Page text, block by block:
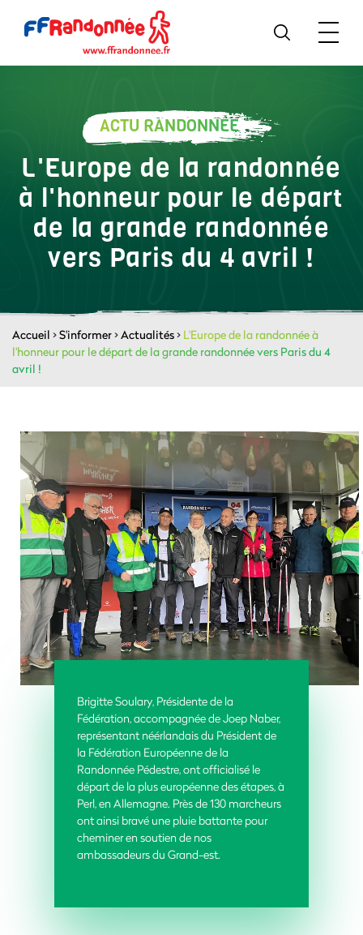
ACTU RANDONNÉE
L'Europe de la randonnée
à l'honneur pour le départ
de la grande randonnée
vers Paris du 4 avril !
Accueil >S'informer>Actualités> L'Europe de la randonnée à
l'honneur pour le départ de la grande randonnée vers Paris du 4
avril !
Brigitte Soulary, Présidente de la
Fédération, accompagnée de Joep Naber,
représentant néérlandais du Président de
la Fédération Européenne de la
Randonnée Pédestre, ont officialisé le
départ de la plus européenne des étapes, à
Perl, en Allemagne. Près de 130 marcheurs
ont ainsi bravé une pluie battante pour
cheminer en soutien de nos
ambassadeurs du Grand-est.